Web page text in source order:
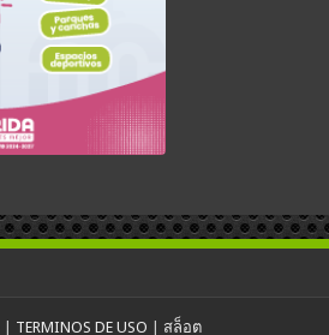
TERMINOS DE USO สล็อต